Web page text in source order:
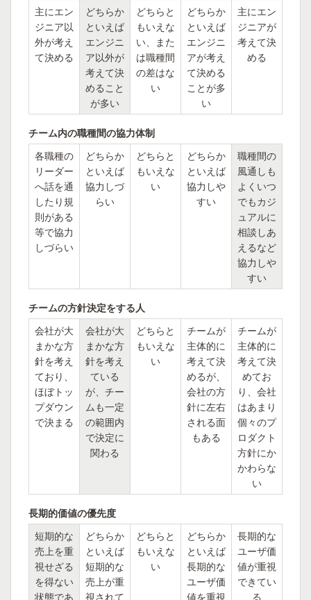
主にエン
ジニア以
外が考え
て決める
どちらか
といえば
エンジニ
ア以外が
考えて決
めること
が多い
どちらと
もいえな
い、また
は職種間
の差はな
い
どちらか
といえば
エンジニ
アが考え
て決める
ことが多
い
主にエン
ジニアが
考えて決
める
チーム内の職種間の協力体制
各職種の
リーダー
へ話を通
したり規
則がある
等で協力
しづらい
どちらか
といえば
協力しづ
らい
どちらと
もいえな
い
どちらか
といえば
協力しや
すい
職種間の
風通しも
よくいつ
でもカジ
ュアルに
相談しあ
えるなど
協力しや
すい
チームの方針決定をする人
会社が大
まかな方
針を考え
ており、
ほぼトッ
プダウン
で決まる
会社が大
まかな方
針を考え
ている
が、チー
ムも一定
の範囲内
で決定に
関わる
どちらと
もいえな
い
チームが
主体的に
考えて決
めるが、
会社の方
針に左右
される面
もある
チームが
主体的に
考えて決
めてお
り、会社
はあまり
個々のプ
ロダクト
方針にか
かわらな
い
長期的価値の優先度
短期的な
売上を重
視せざる
を得ない
状態であ
どちらか
といえば
短期的な
売上が重
視されて
どちらと
もいえな
い
どちらか
といえば
長期的な
ユーザ価
値を重視
長期的な
ユーザ価
値が重視
できてい
る